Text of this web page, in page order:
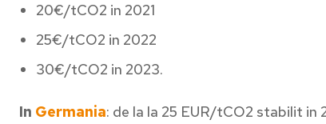
20€/tCO2 in 2021
25€/tCO2 in 2022
30€/tCO2 in 2023.
In Germania: de la la 25 EUR/tCO2 stabilit in